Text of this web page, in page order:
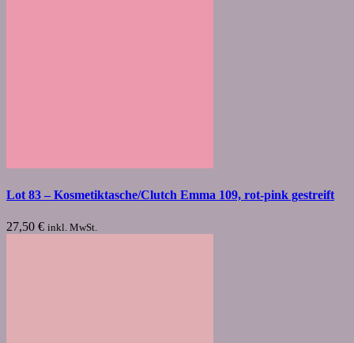
Lot 83 – Kosmetiktasche/Clutch Emma 109, rot-pink gestreift
27,50 € inkl. MwSt.